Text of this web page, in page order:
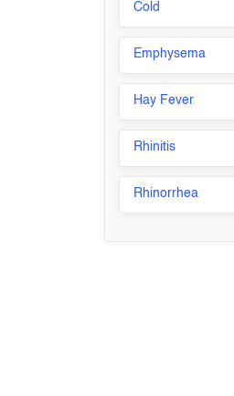
Cold
Emphysema
Hay Fever
Rhinitis
Rhinorrhea